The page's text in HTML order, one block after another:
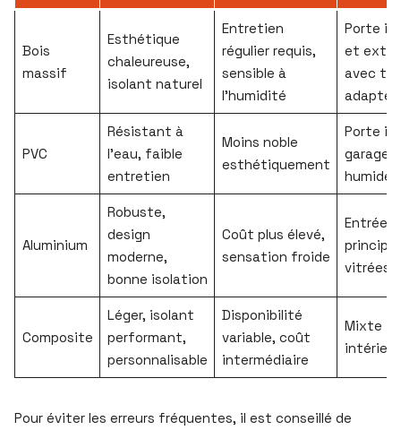
Bois
massif
Esthétique
chaleureuse,
isolant naturel
Entretien
régulier requis,
sensible à
l’humidité
Porte
et
avec
adapté
PVC
Résistant à
l’eau, faible
entretien
Moins noble
esthétiquement
Porte
garage,
humide
Aluminium
Robuste,
design
moderne,
bonne isolation
Coût plus élevé,
sensation froide
Entrées
vitrées
Composite
Léger, isolant
performant,
personnalisable
Disponibilité
variable, coût
intermédiaire
Mixte
Pour éviter les erreurs fréquentes, il est conseillé de